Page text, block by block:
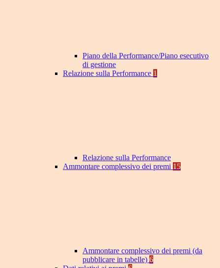
Piano della Performance/Piano esecutivo
di gestione
Relazione sulla Performance 1
Relazione sulla Performance
Ammontare complessivo dei premi 15
Ammontare complessivo dei premi (da
pubblicare in tabelle) 6